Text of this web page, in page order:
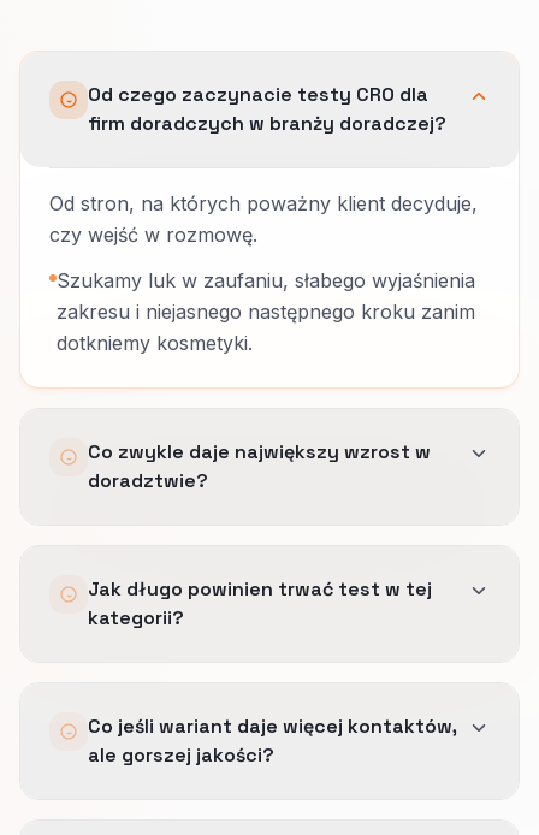
Od czego zaczynacie testy CRO dla
firm doradczych w branży doradczej?
Od stron, na których poważny klient decyduje,
czy wejść w rozmowę.
Szukamy luk w zaufaniu, słabego wyjaśnienia
zakresu i niejasnego następnego kroku zanim
dotkniemy kosmetyki.
Co zwykle daje największy wzrost w
doradztwie?
kolejnego kroku.
Jak długo powinien trwać test w tej
kategorii?
poważnych zapytań, a nie tylko surowy ruch.
Co jeśli wariant daje więcej kontaktów,
ale gorszej jakości?